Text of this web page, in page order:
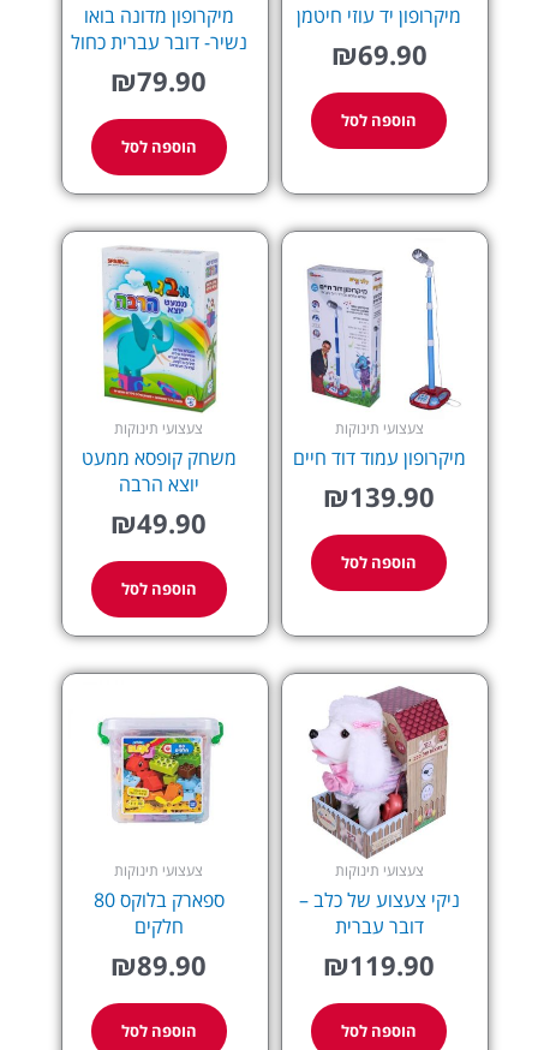
מיקרופון יד עוזי חיטמן
₪69.90
הוספה לסל
מיקרופון מדונה בואו
נשיר- דובר עברית כחול
₪79.90
הוספה לסל
צעצועי תינוקות
מיקרופון עמוד דוד חיים
₪139.90
הוספה לסל
צעצועי תינוקות
משחק קופסא ממעט
יוצא הרבה
₪49.90
הוספה לסל
צעצועי תינוקות
ניקי צעצוע של כלב –
דובר עברית
₪119.90
הוספה לסל
צעצועי תינוקות
ספארק בלוקס 80
חלקים
₪89.90
הוספה לסל